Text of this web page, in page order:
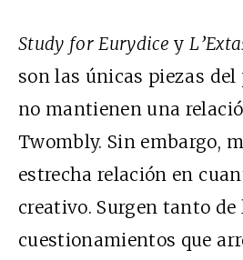
Study for Eurydice y
son las únicas piezas del
no mantienen una
Twombly. Sin embargo,
estrecha relación en
creativo. Surgen tanto de
cuestionamientos que